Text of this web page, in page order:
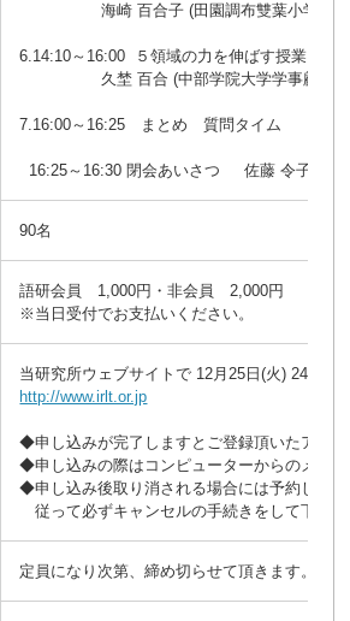
                 海崎 百合子 (田園調布雙葉小学校非・日本女子大学附属豊明小学校非)
6.14:10～16:00  ５領域の力を伸ばす授業と教
7.16:00～16:25　まとめ　質問タイム　　　
  16:25～16:30 閉会あいさつ     佐藤 令子
90名
語研会員 1,000円・非会員 2,000円
※当日受付でお支払いください。
http://www.irlt.or.jp
◆申し込みが完了しますとご登録頂いたアド
◆申し込みの際はコンピューターからのメー
◆申し込み後取り消される場合には予約した
従って必ずキャンセルの手続きをして下さ
定員になり次第、締め切らせて頂きます。